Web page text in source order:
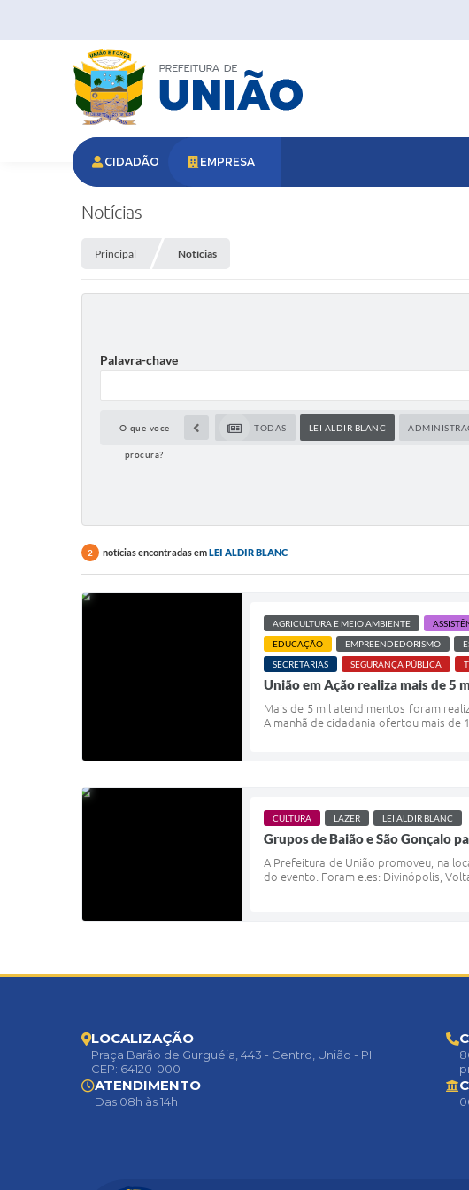
CIDADÃO EMPRESA
Notícias
Principal Notícias
Palavra-chave
O que voce
procura?
TODAS LEI ALDIR BLANC
2 notícias encontradas emLEI ALDIR BLANC
AGRICULTURA E MEIO AMBIENTE
EDUCAÇÃO
EMPREENDEDORISMO
SECRETARIAS
SEGURANÇA PÚBLICA
União em Ação realiza mais de 5
Mais de 5 mil atendimentos foram
A manhã de cidadania ofertou mais de
CULTURA LAZER LEI ALDIR BLANC
Grupos de Baião e São Gonçalo
A Prefeitura de União promoveu, na
do evento. Foram eles: Divinópolis,
LOCALIZAÇÃO
Praça Barão de Gurguéia, 443 - Centro, União - PI
CEP: 64120-000
ATENDIMENTO
Das 08h às 14h